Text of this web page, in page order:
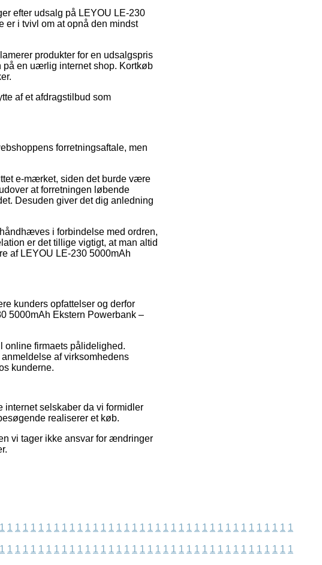
efter udsalg på LEYOU LE-230
er i tvivl om at opnå den mindst
produkter for en udsalgspris
en uærlig internet shop. Kortkøb
af et afdragstilbud som
forretningsaftale, men
e-mærket, siden det burde være
at forretningen løbende
Desuden giver det dig anledning
i forbindelse med ordren,
er det tillige vigtigt, at man altid
af LEYOU LE-230 5000mAh
kunders opfattelser og derfor
5000mAh Ekstern Powerbank –
online firmaets pålidelighed.
af virksomhedens
kunderne.
internet selskaber da vi formidler
realiserer et køb.
vi tager ikke ansvar for ændringer
1 1 1 1 1 1 1 1 1 1 1 1 1 1 1 1 1 1 1 1 1 1 1 1 1 1 1 1 1 1 1 1 1 1 1 1 1 1
1 1 1 1 1 1 1 1 1 1 1 1 1 1 1 1 1 1 1 1 1 1 1 1 1 1 1 1 1 1 1 1 1 1 1 1 1 1